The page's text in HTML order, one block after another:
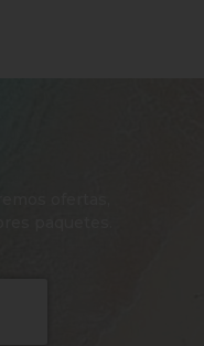
ofertas,
paquetes.